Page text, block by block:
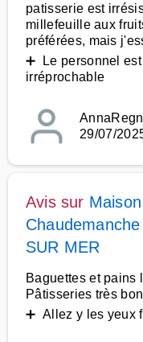
patisserie est
millefeuille aux
préférées, mais
➕ Le personnel
irréprochable
29/07/
Avis sur Maison
Chaudemanche
SUR MER
Baguettes et pains
Pâtisseries très
➕ Allez y les yeux